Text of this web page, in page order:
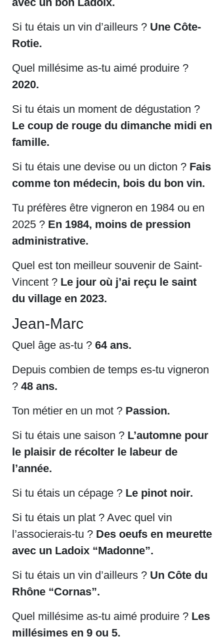
Si tu étais un vin d’ailleurs ? Une Côte-
Rotie.
Quel millésime as-tu aimé produire ?
2020.
Si tu étais un moment de dégustation ?
Le coup de rouge du dimanche midi en
famille.
Si tu étais une devise ou un dicton ? Fais
comme ton médecin, bois du bon vin.
Tu préfères être vigneron en 1984 ou en
2025 ? En 1984, moins de pression
administrative.
Quel est ton meilleur souvenir de Saint-
Vincent ? Le jour où j’ai reçu le saint
du village en 2023.
Jean-Marc
Quel âge as-tu ? 64 ans.
Depuis combien de temps es-tu vigneron
? 48 ans.
Ton métier en un mot ? Passion.
Si tu étais une saison ? L’automne pour
le plaisir de récolter le labeur de
l’année.
Si tu étais un cépage ? Le pinot noir.
Si tu étais un plat ? Avec quel vin
l’associerais-tu ? Des oeufs en meurette
avec un Ladoix “Madonne”.
Si tu étais un vin d’ailleurs ? Un Côte du
Rhône “Cornas”.
Quel millésime as-tu aimé produire ? Les
millésimes en 9 ou 5.